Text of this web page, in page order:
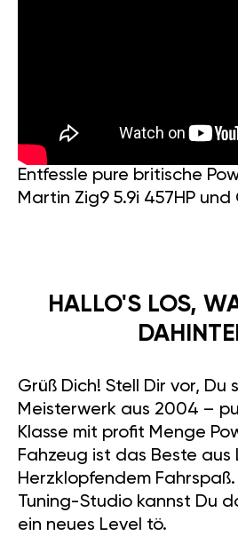
Entfessle pure britische
Martin Zig9 5.9i 457HP und
HALLO'S LOS,
Grüß Dich! Stell Dir vor, Du
Meisterwerk aus 2004 –
Klasse mit profit Menge
Fahzeug ist das Beste aus
Herzklopfendem Fahrspaß.
Tuning-Studio kannst Du
ein neues Level tö.